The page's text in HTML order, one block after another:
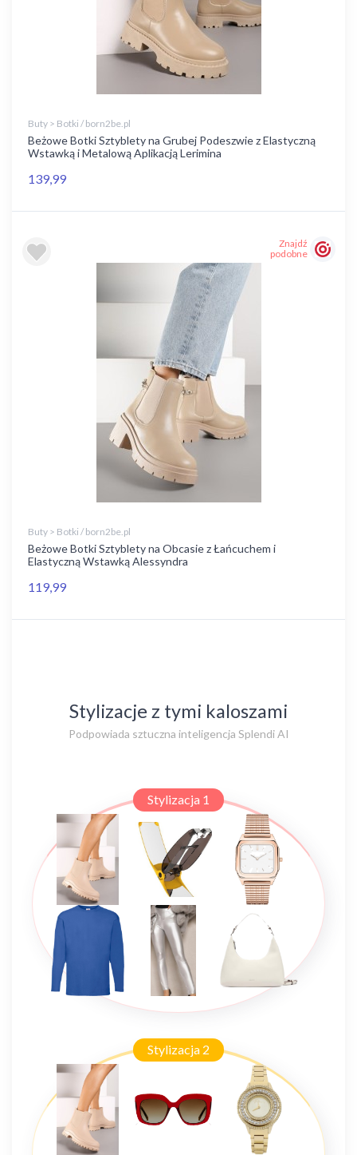
Buty > Botki / born2be.pl
Beżowe Botki Sztyblety na Grubej Podeszwie z Elastyczną
Wstawką i Metalową Aplikacją Lerimina
139,99
Znajdź
podobne
Buty > Botki / born2be.pl
Beżowe Botki Sztyblety na Obcasie z Łańcuchem i
Elastyczną Wstawką Alessyndra
119,99
Stylizacje z tymi kaloszami
Podpowiada sztuczna inteligencja Splendi AI
Stylizacja 1
Stylizacja 2